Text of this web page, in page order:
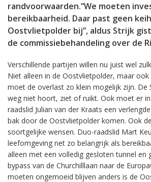
randvoorwaarden.”We moeten
bereikbaarheid. Daar past geen
Oostvlietpolder bij”, aldus Strijk
de commissiebehandeling over de
Verschillende partijen willen nu juist wel
Niet alleen in de Oostvlietpolder, maar
moet de overlast zo klein mogelijk zijn. De
weg niet hoort, ziet of ruikt. Ook moet er in
raadslid Julian van der Kraats een
bak door de Oostvlietpolder komen. Ook
soortgelijke wensen. Duo-raadslid Mart
leefomgeving net zo belangrijk als
alleen met een volledig gesloten tunnel en
bypass van de Churchilllaan naar de
moeten ongemoeid blijven anders is de